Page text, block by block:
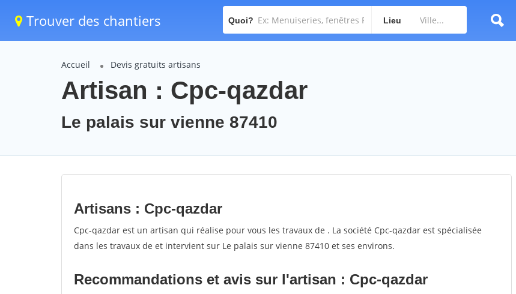
Trouver des chantiers Quoi? Lieu
Accueil Devis gratuits artisans
Artisan : Cpc-qazdar
Le palais sur vienne 87410
Artisans : Cpc-qazdar
Cpc-qazdar est un artisan qui réalise pour vous les travaux de . La société Cpc-qazdar est spécialisée
dans les travaux de et intervient sur Le palais sur vienne 87410 et ses environs.
Recommandations et avis sur l'artisan : Cpc-qazdar